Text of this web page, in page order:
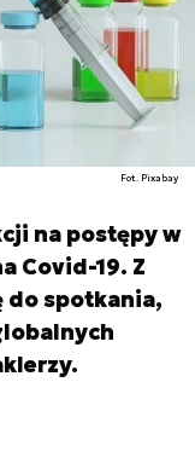
Fot. Pixabay
na postępy w
Covid-19. Z
do spotkania,